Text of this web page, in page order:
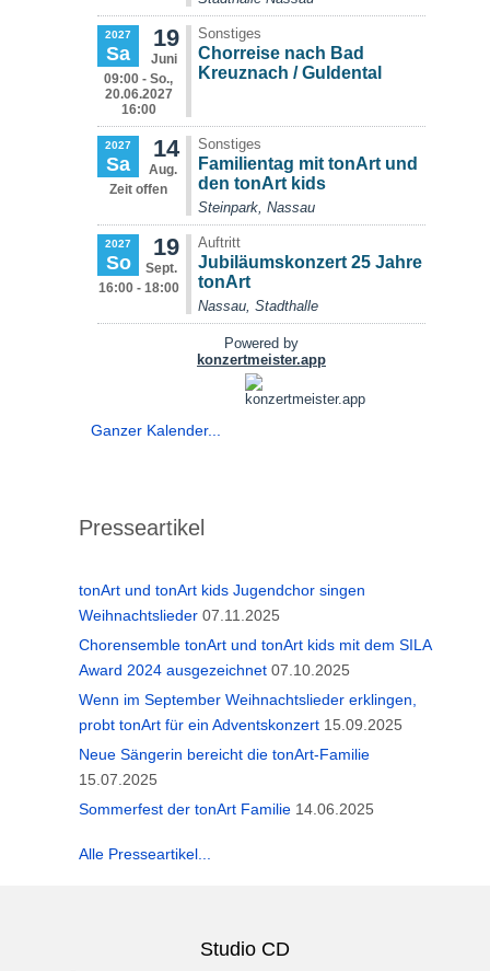
Ganzer Kalender...
Presseartikel
tonArt und tonArt kids Jugendchor singen
Weihnachtslieder 07.11.2025
Chorensemble tonArt und tonArt kids mit dem SILA
Award 2024 ausgezeichnet 07.10.2025
Wenn im September Weihnachtslieder erklingen,
probt tonArt für ein Adventskonzert 15.09.2025
Neue Sängerin bereicht die tonArt-Familie
15.07.2025
Sommerfest der tonArt Familie 14.06.2025
Alle Presseartikel...
Studio CD